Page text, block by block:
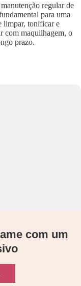
regular de
para uma
limpar, tonificar e
com maquilhagem, o
prazo.
com um